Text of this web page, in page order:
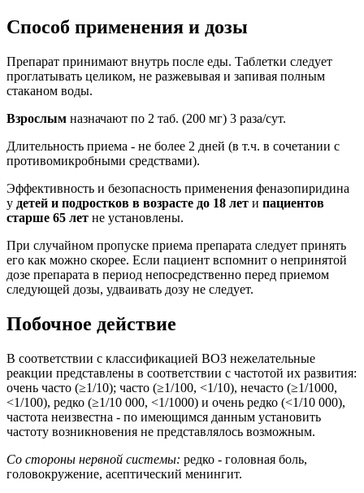
Способ применения и дозы
Препарат принимают внутрь после еды. Таблетки следует
проглатывать целиком, не разжевывая и запивая полным
стаканом воды.
Взрослым назначают по 2 таб. (200 мг) 3 раза/сут.
Длительность приема - не более 2 дней (в т.ч. в сочетании с
противомикробными средствами).
Эффективность и безопасность применения феназопиридина
у детей и подростков в возрасте до 18 лет и пациентов
старше 65 лет не установлены.
При случайном пропуске приема препарата следует принять
его как можно скорее. Если пациент вспомнит о непринятой
дозе препарата в период непосредственно перед приемом
следующей дозы, удваивать дозу не следует.
Побочное действие
В соответствии с классификацией ВОЗ нежелательные
реакции представлены в соответствии с частотой их развития:
очень часто (≥1/10); часто (≥1/100, <1/10), нечасто (≥1/1000,
<1/100), редко (≥1/10 000, <1/1000) и очень редко (<1/10 000),
частота неизвестна - по имеющимся данным установить
частоту возникновения не представлялось возможным.
Со стороны нервной системы: редко - головная боль,
головокружение, асептический менингит.